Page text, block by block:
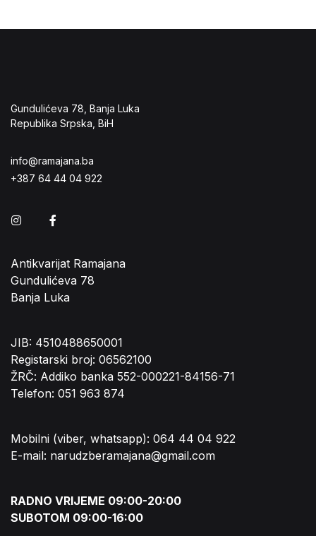
Gundulićeva 78, Banja Luka
Republika Srpska, BiH
info@ramajana.ba
+387 64 44 04 922
Instagram
Antikvarijat Ramajana
Gundulićeva 78
Banja Luka
JIB: 4510488650001
Registarski broj: 06562100
ŽRČ: Addiko banka 552-000221-84156-71
Telefon: 051 963 874
Mobilni (viber, whatsapp): 064 44 04 922
E-mail: narudzberamajana@gmail.com
RADNO VRIJEME 09:00-20:00
SUBOTOM 09:00-16:00